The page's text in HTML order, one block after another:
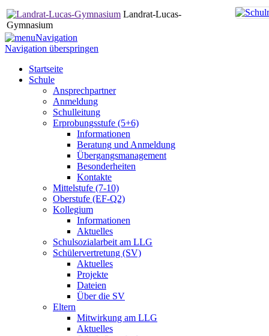
Landrat-Lucas-
Gymnasium
Navigation
Navigation überspringen
Startseite
Schule
Ansprechpartner
Anmeldung
Schulleitung
Erprobungsstufe (5+6)
Informationen
Beratung und Anmeldung
Übergangsmanagement
Besonderheiten
Kontakte
Mittelstufe (7-10)
Oberstufe (EF-Q2)
Kollegium
Informationen
Aktuelles
Schulsozialarbeit am LLG
Schülervertretung (SV)
Aktuelles
Projekte
Dateien
Über die SV
Eltern
Mitwirkung am LLG
Aktuelles